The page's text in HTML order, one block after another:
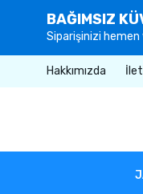
BAĞIMSIZ
Siparişinizi hemen
Hakkımızda